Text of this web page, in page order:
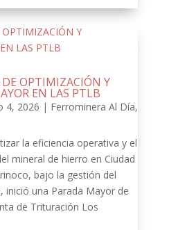
OPTIMIZACIÓN Y
EN LAS PTLB
4, 2026 | Ferrominera Al Día,
la eficiencia operativa y el
mineral de hierro en Ciudad
bajo la gestión del
inició una Parada Mayor de
de Trituración Los